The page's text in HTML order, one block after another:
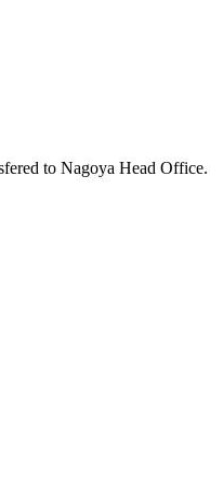
to Nagoya Head Office.